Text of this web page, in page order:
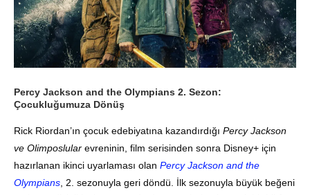
Percy Jackson and the Olympians 2. Sezon:
Çocukluğumuza Dönüş
Rick Riordan’ın çocuk edebiyatına kazandırdığı Percy Jackson
ve Olimposlular evreninin, film serisinden sonra Disney+ için
hazırlanan ikinci uyarlaması olan Percy Jackson and the
Olympians , 2. sezonuyla geri döndü
İlk sezonuyla büyük beğeni